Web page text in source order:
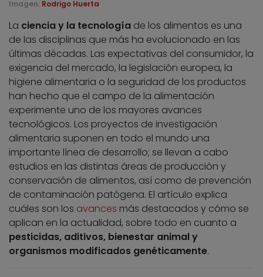
Imagen: Rodrigo Huerta
La ciencia y la tecnología de los alimentos es una
de las disciplinas que más ha evolucionado en las
últimas décadas. Las expectativas del consumidor, la
exigencia del mercado, la legislación europea, la
higiene alimentaria o la seguridad de los productos
han hecho que el campo de la alimentación
experimente uno de los mayores avances
tecnológicos. Los proyectos de investigación
alimentaria suponen en todo el mundo una
importante línea de desarrollo; se llevan a cabo
estudios en las distintas áreas de producción y
conservación de alimentos, así como de prevención
de contaminación patógena. El artículo explica
cuáles son los avances más destacados y cómo se
aplican en la actualidad, sobre todo en cuanto a
pesticidas, aditivos, bienestar animal y
organismos modificados genéticamente.